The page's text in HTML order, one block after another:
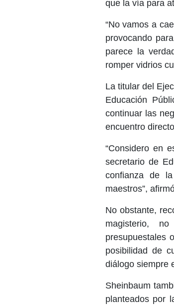
que la vía para
“No vamos a
provocando
parece la
romper vidrios
La titular del
Educación
continuar las
encuentro
“Considero en
secretario de
confianza de
maestros”,
No obstante,
magisterio,
presupuestales
posibilidad de
diálogo siempre
Sheinbaum
planteados por